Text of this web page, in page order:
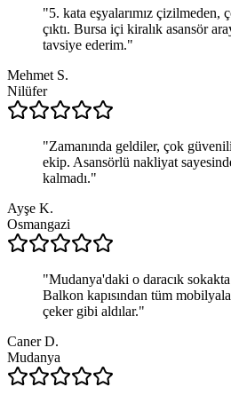
"5. kata eşyalarımız çizilmeden,
çıktı. Bursa içi kiralık asansör
tavsiye ederim."
Mehmet S.
Nilüfer
"Zamanında geldiler, çok
ekip. Asansörlü nakliyat
kalmadı."
Ayşe K.
Osmangazi
"Mudanya'daki o daracık sokakta
Balkon kapısından tüm
çeker gibi aldılar."
Caner D.
Mudanya